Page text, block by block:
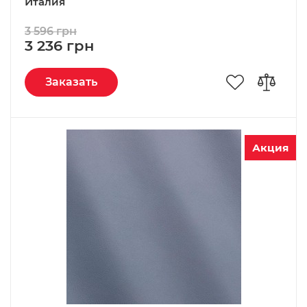
3 236 грн
3 596 грн
Заказать
Акция